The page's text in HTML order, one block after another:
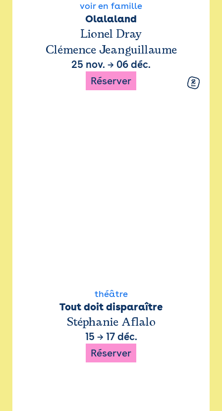
voir en famille
Olalaland
Lionel Dray
Clémence Jeanguillaume
25 nov. → 06 déc.
Réserver
théâtre
Tout doit disparaître
Stéphanie Aflalo
15 → 17 déc.
Réserver